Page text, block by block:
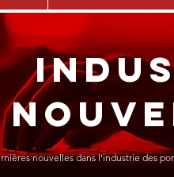
nouvelles dans l'industrie des